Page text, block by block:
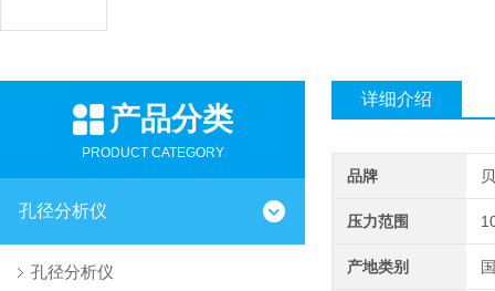
产品分类
PRODUCT CATEGORY
孔径分析仪
孔径分析仪
详细介绍
品牌
压力范围
产地类别